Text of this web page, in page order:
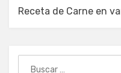
Receta de Carne en